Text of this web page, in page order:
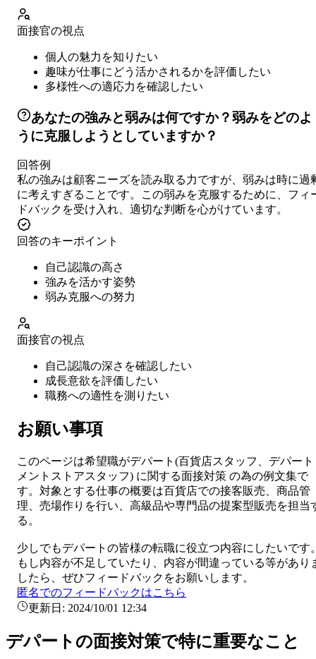
面接官の視点
個人の魅力を知りたい
趣味が仕事にどう活かされるかを評価したい
多様性への適応力を確認したい
あなたの強みと弱みは何ですか？弱みをどのよ
うに克服しようとしていますか？
回答例
私の強みは顧客ニーズを読み取る力ですが、弱みは時に過
に考えすぎることです。この弱みを克服するために、フィ
ドバックを受け入れ、適切な判断を心がけています。
回答のキーポイント
自己認識の高さ
強みを活かす姿勢
弱み克服への努力
面接官の視点
自己認識の深さを確認したい
成長意欲を評価したい
職務への適性を測りたい
お願い事項
このページは希望職がデパート (百貨店スタッフ、デパート
メントストアスタッフ) に関する面接対策 の為の例文集で
す。対象とする仕事の概要は百貨店での接客販売、商品管
理、売場作りを行い、高級品や専門品の提案型販売を担当
る。
少しでもデパート の皆様の転職に役立つ内容にしたいです
もし内容が不足していたり、内容が間違っている等があり
したら、ぜひフィードバックをお願いします。
匿名でのフィードバックはこちら
更新日: 2024/10/01 12:34
デパートの面接対策で特に重要なこと